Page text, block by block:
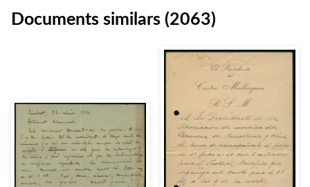
Documents similars (2063)